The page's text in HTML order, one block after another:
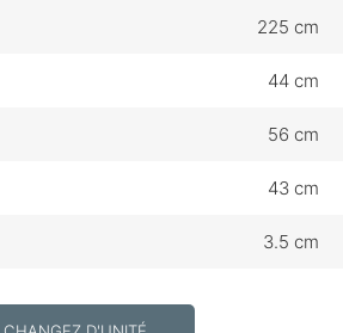
225 cm
44 cm
56 cm
43 cm
3.5 cm